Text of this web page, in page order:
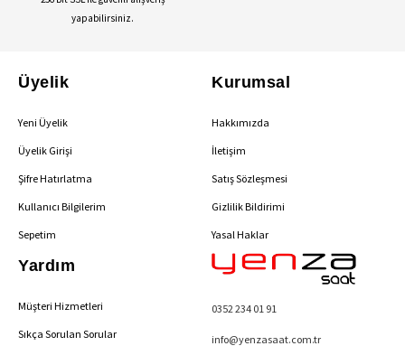
yapabilirsiniz.
Üyelik
Yeni Üyelik
Üyelik Girişi
Şifre Hatırlatma
Kullanıcı Bilgilerim
Sepetim
Kurumsal
Hakkımızda
İletişim
Satış Sözleşmesi
Gizlilik Bildirimi
Yasal Haklar
Yardım
Müşteri Hizmetleri
Sıkça Sorulan Sorular
0352 234 01 91
info@yenzasaat.com.tr